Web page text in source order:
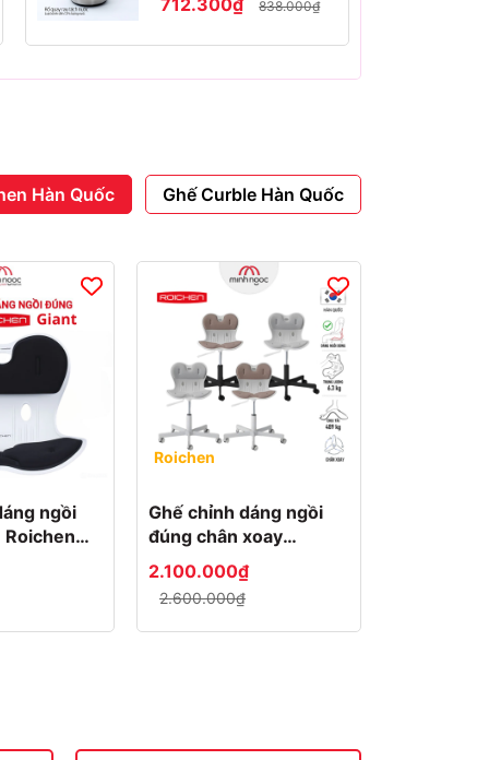
Chất Liệu Inox 304,
Nhựa PP Cao Cấp
838.000₫
Hàn Quốc Ghế Curble Hàn Quốc
ngồi
Roichen
Ghế chỉnh dáng ngồi
đúng chân xoay
Roichen WOW
2.100.000₫
2.600.000₫